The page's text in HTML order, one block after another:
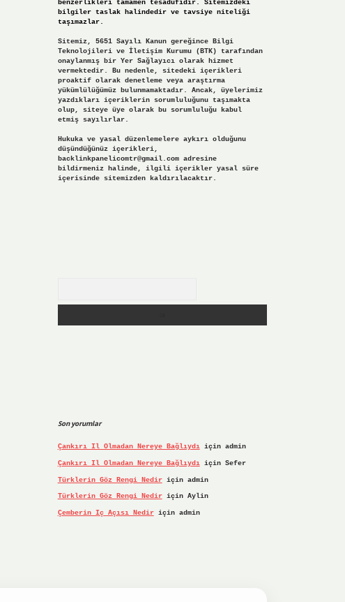
benzerlikleri tamamen tesadüfidir. Sitemizdeki
bilgiler taslak halindedir ve tavsiye niteliği
taşımazlar.
Sitemiz, 5651 Sayılı Kanun gereğince Bilgi
Teknolojileri ve İletişim Kurumu (BTK) tarafından
onaylanmış bir Yer Sağlayıcı olarak hizmet
vermektedir. Bu nedenle, sitedeki içerikleri
proaktif olarak denetleme veya araştırma
yükümlülüğümüz bulunmamaktadır. Ancak, üyelerimiz
yazdıkları içeriklerin sorumluluğunu taşımakta
olup, siteye üye olarak bu sorumluluğu kabul
etmiş sayılırlar.
Hukuka ve yasal düzenlemelere aykırı olduğunu
düşündüğünüz içerikleri,
backlinkpanelicomtr@gmail.comadresine
bildirmeniz halinde, ilgili içerikler yasal süre
içerisinde sitemizden kaldırılacaktır.
Son yorumlar
Çankırı Il Olmadan Nereye Bağlıydıiçin admin
Çankırı Il Olmadan Nereye Bağlıydıiçin Sefer
Türklerin Göz Rengi Nediriçin admin
Türklerin Göz Rengi Nediriçin Aylin
Çemberin Iç Açısı Nediriçin admin